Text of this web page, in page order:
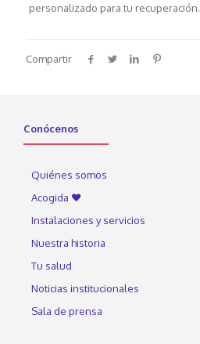
personalizado para tu recuperación.
Compartir
Conócenos
Quiénes somos
Acogida ♥
Instalaciones y servicios
Nuestra historia
Tu salud
Noticias institucionales
Sala de prensa